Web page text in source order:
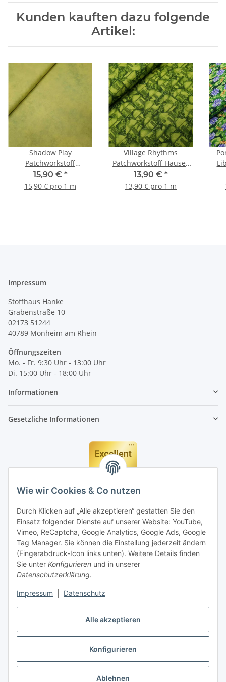
Alle akzeptieren
Konfigurieren
Ablehnen
Wie wir Cookies & Co nutzen
Durch Klicken auf „Alle akzeptieren“ gestatten Sie den
Einsatz folgender Dienste auf unserer Website: YouTube,
Vimeo, ReCaptcha, Google Analytics, Google Ads, Google
Tag Manager. Sie können die Einstellung jederzeit ändern
(Fingerabdruck-Icon links unten). Weitere Details finden
Sie unter Konfigurieren und in unserer
Datenschutzerklärung.
Impressum Datenschutz
Kunden kauften dazu folgende
Artikel:
Shadow Play
Patchworkstoff
marmoriert hellgrün
15,90 € *
15,90 € pro 1 m
Village Rhythms
Patchworkstoff Häuser
grün
13,90 € *
13,90 € pro 1 m
Impressum
Stoffhaus Hanke
Grabenstraße 10
02173 51244
40789 Monheim am Rhein
Öffnungszeiten
Mo. - Fr. 9:30 Uhr - 13:00 Uhr
Di. 15:00 Uhr - 18:00 Uhr
Informationen
Gesetzliche Informationen
* Alle Preise inkl. gesetzlicher MwSt., zzgl.